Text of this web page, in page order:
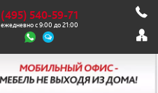
(495) 540-59-71
ежедневно с 9:00 до 21:00